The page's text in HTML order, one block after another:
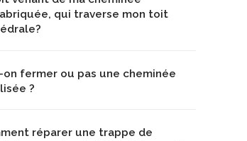
qui traverse mon toit
fermer ou pas une cheminée
?
réparer une trappe de